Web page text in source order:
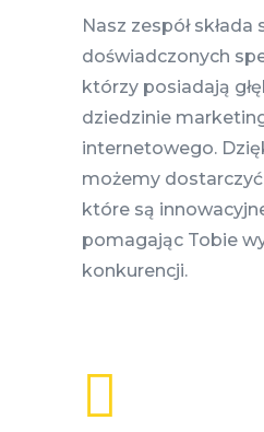
Nasz zespół składa
doświadczonych
którzy posiadają
dziedzinie
internetowego.
możemy
które są
pomagając Tobie
konkurencji.
